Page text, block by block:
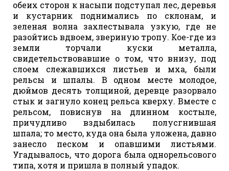
обеих сторон к насыпи подступал лес, деревья
и кустарник поднимались по склонам, и
зеленая волна захлестывала узкую, где не
разойтись вдвоем, звериную тропу. Кое-где из
земли торчали куски металла,
свидетельствовавшие о том, что внизу, под
слоем слежавшихся листьев и мха, были
рельсы и шпалы. В одном месте молодое,
дюймов десять толщиной, деревце разорвало
стык и загнуло конец рельса кверху. Вместе с
рельсом, повиснув на длинном костыле,
причудливо вздыбилась полусгнившая
шпала; то место, куда она была уложена, давно
занесло песком и опавшими листьями.
Угадывалось, что дорога была однорельсового
типа, хотя и пришла в полный упадок.